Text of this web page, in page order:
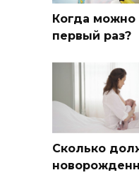
Когда
первый раз?
Сколько